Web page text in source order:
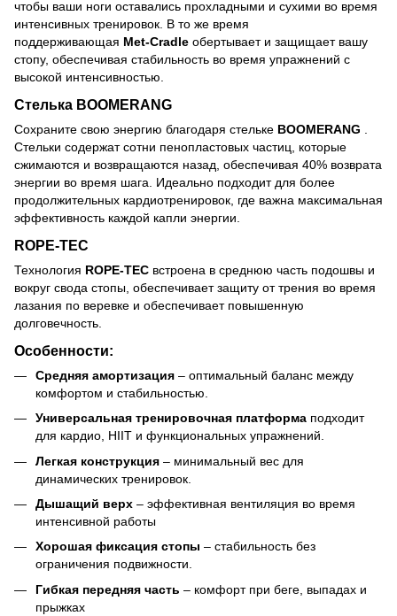
чтобы ваши ноги оставались прохладными и сухими во время
интенсивных тренировок. В то же время
поддерживающая Met-Cradle обертывает и защищает вашу
стопу, обеспечивая стабильность во время упражнений с
высокой интенсивностью.
Стелька BOOMERANG
Сохраните свою энергию благодаря стельке BOOMERANG
Стельки содержат сотни пенопластовых частиц, которые
сжимаются и возвращаются назад, обеспечивая 40% возврата
энергии во время шага. Идеально подходит для более
продолжительных кардиотренировок, где важна максимальная
эффективность каждой капли энергии.
ROPE-TEC
Технология ROPE-TEC встроена в среднюю часть подошвы и
вокруг свода стопы, обеспечивает защиту от трения во время
лазания по веревке и обеспечивает повышенную
долговечность.
Особенности:
Средняя амортизация – оптимальный баланс между
комфортом и стабильностью.
Универсальная тренировочная платформа подходит
для кардио, HIIT и функциональных упражнений.
Легкая конструкция – минимальный вес для
динамических тренировок.
Дышащий верх – эффективная вентиляция во время
интенсивной работы
Хорошая фиксация стопы – стабильность без
ограничения подвижности.
Гибкая передняя часть – комфорт при беге, выпадах и
прыжках